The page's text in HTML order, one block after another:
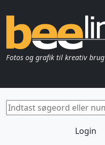
Fotos og grafik til kreativ brug
Login